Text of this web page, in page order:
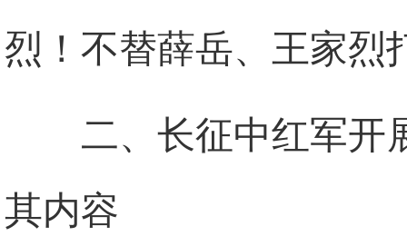
烈！不替薛岳、王家烈
二、长征中红军开
其内容